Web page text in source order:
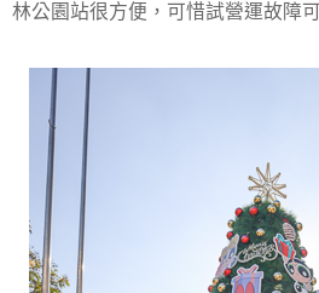
林公園站很方便，可惜試營運故障